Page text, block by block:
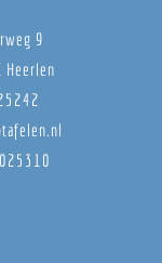
9
Heerlen